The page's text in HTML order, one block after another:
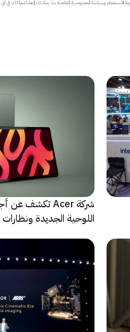
الاستخدام وسياسة الخصوصية الخاصة بنا. يمكنك إلغاء اشتراكك في
اللوحية الجديدة ونظارات